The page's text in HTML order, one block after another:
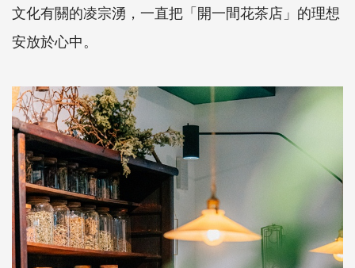
文化有關的凌宗湧，一直把「開一間花茶店」的理想
安放於心中。